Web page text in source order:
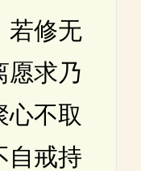
若修无
愿求乃
心不取
自戒持